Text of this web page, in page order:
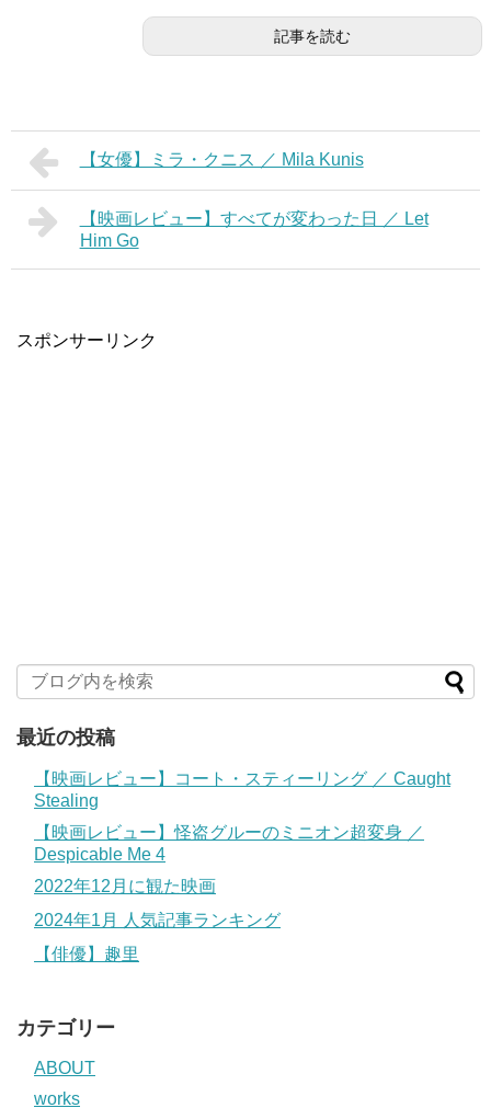
記事を読む
【女優】ミラ・クニス ／ Mila Kunis
【映画レビュー】すべてが変わった日 ／ Let
Him Go
スポンサーリンク
最近の投稿
【映画レビュー】コート・スティーリング ／ Caught
Stealing
【映画レビュー】怪盗グルーのミニオン超変身 ／
Despicable Me 4
2022年12月に観た映画
2024年1月 人気記事ランキング
【俳優】趣里
カテゴリー
ABOUT
works